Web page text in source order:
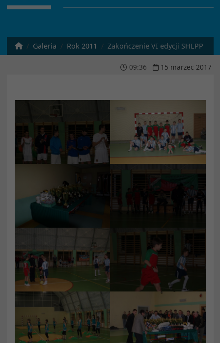
Galeria Rok 2011 Zakończenie VI edycji SHLPP
09:36 15 marzec 2017